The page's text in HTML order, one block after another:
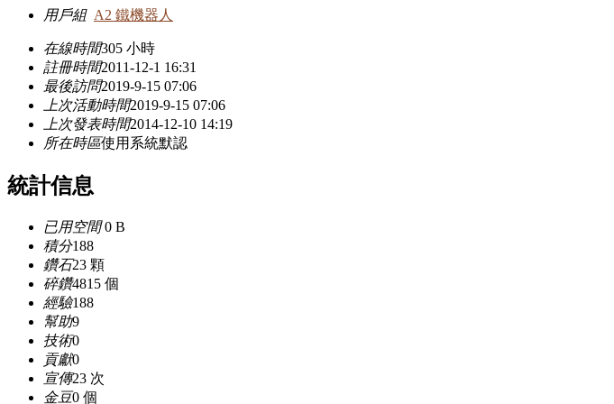
用戶組 A2 鐵機器人
在線時間305 小時
註冊時間2011-12-1 16:31
最後訪問2019-9-15 07:06
上次活動時間2019-9-15 07:06
上次發表時間2014-12-10 14:19
所在時區使用系統默認
統計信息
已用空間0 B
積分188
鑽石23 顆
碎鑽4815 個
經驗188
幫助9
技術0
貢獻0
宣傳23 次
金豆0 個